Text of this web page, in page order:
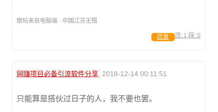
跟帖来自电脑端 · 中国江苏无锡
顶: 1 踩: 0
回复
网赚项目必备引流软件分享 2018-12-14 00:11:51
只能算是搭伙过日子的人，我不要也罢。